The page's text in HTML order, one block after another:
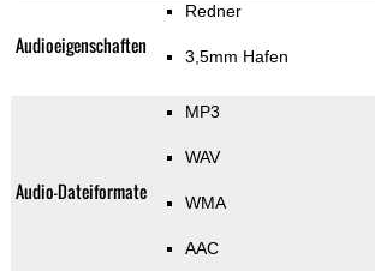
Audioeigenschaften
Redner
3,5mm Hafen
Audio-Dateiformate
MP3
WAV
WMA
AAC